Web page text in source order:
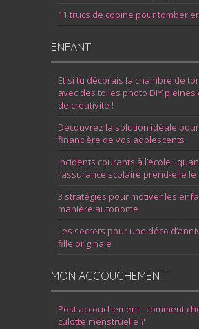
11 trucs de copine pour tomber
ENFANT
Et si tu décorais la chambre de
avec des toiles photo DIY pleines
de créativité !
Découvrez la solution idéale
financière de vos adolescents
Incidents courants à l’école :
l’assurance scolaire prend-elle le
3 stratégies pour motiver les
manière autonome
Les secrets pour une déco
fille originale
MON ACCOUCHEMENT
Post accouchement : comment
culotte menstruelle ?